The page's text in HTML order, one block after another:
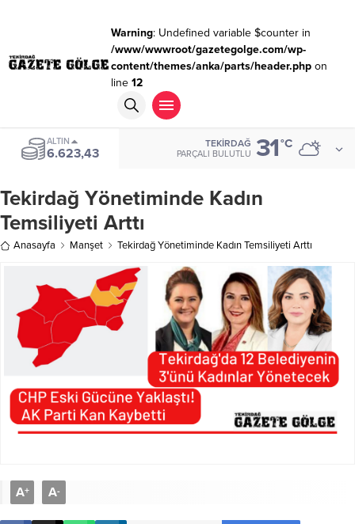
Warning: Undefined variable $counter in
/www/wwwroot/gazetegolge.com/wp-
content/themes/anka/parts/header.phpon
line 12
ALTIN
6.623,43
TEKIRDAĞ
PARÇALI BULUTLU 31°C
Tekirdağ Yönetiminde Kadın
Temsiliyeti Arttı
Anasayfa Manşet Tekirdağ Yönetiminde Kadın Temsiliyeti Arttı
A+ A-